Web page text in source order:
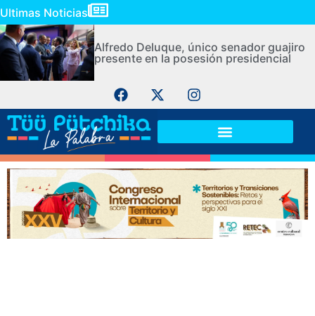
Ultimas Noticias
Alfredo Deluque, único senador guajiro
presente en la posesión presidencial